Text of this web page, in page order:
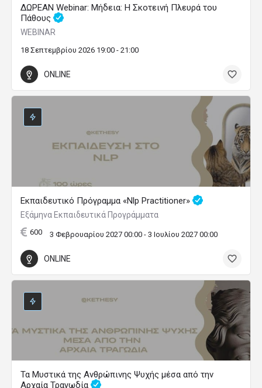
ΔΩΡΕΑΝ Webinar: Μήδεια: Η Σκοτεινή Πλευρά του
Πάθους
WEBINAR
18 Σεπτεμβρίου 2026 19:00 - 21:00
ONLINE
Εκπαιδευτικό Πρόγραμμα «Nlp Practitioner»
Εξάμηνα Εκπαιδευτικά Προγράμματα
600 3 Φεβρουαρίου 2027 00:00 - 3 Ιουλίου 2027 00:00
ONLINE
Τα Μυστικά της Ανθρώπινης Ψυχής μέσα από την
Αρχαία Τραγωδία